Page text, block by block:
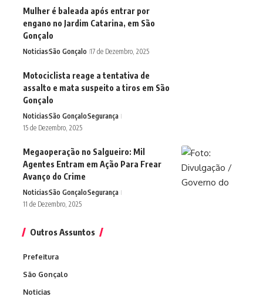
Mulher é baleada após entrar por
engano no Jardim Catarina, em São
Gonçalo
NoticiasSão Gonçalo 17 de Dezembro, 2025
Motociclista reage a tentativa de
assalto e mata suspeito a tiros em São
Gonçalo
NoticiasSão GonçaloSegurança
15 de Dezembro, 2025
Megaoperação no Salgueiro: Mil
Agentes Entram em Ação Para Frear
Avanço do Crime
NoticiasSão GonçaloSegurança
11 de Dezembro, 2025
Outros Assuntos
Prefeitura
São Gonçalo
Noticias